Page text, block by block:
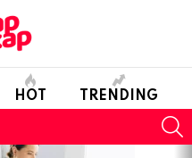
HOT TRENDING